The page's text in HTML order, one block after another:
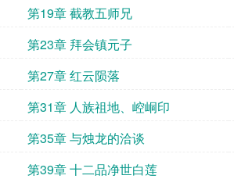
三仙
第19章 截教五师兄
第23章 拜会镇元子
第27章 红云陨落
第31章 人族祖地、崆峒印
第35章 与烛龙的洽谈
第39章 十二品净世白莲